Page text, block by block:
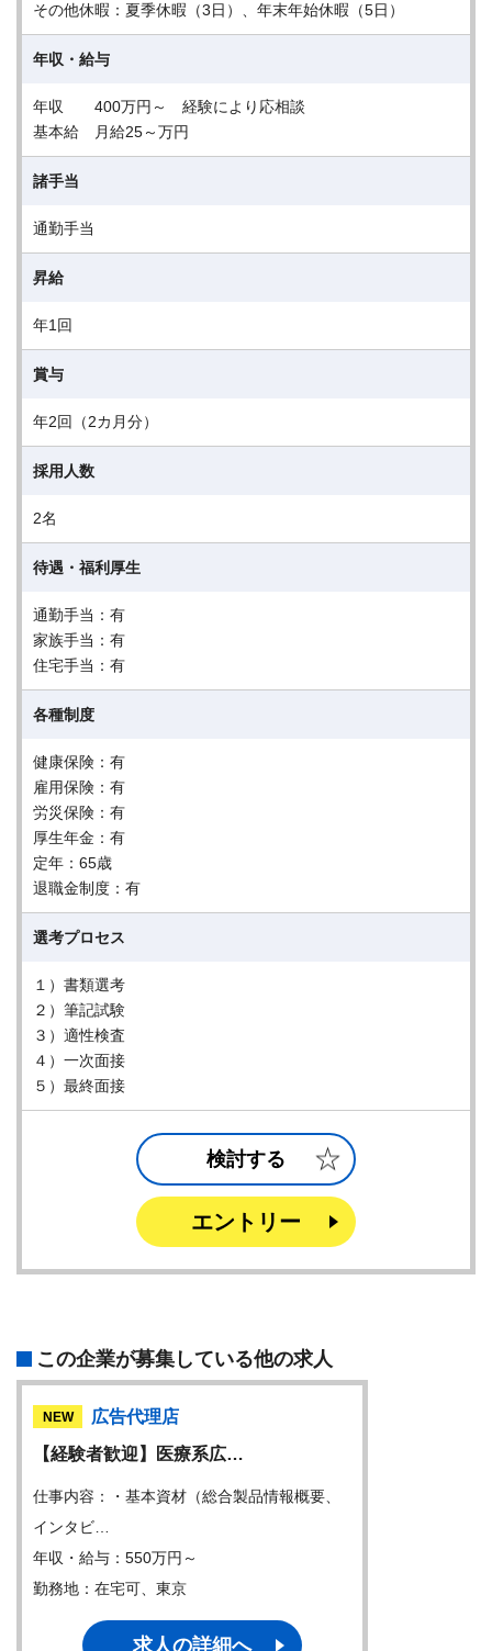
その他休暇：夏季休暇（3日）、年末年始休暇（5日）
年収・給与
年収 400万円～ 経験により応相談
基本給 月給25～万円
諸手当
通勤手当
昇給
年1回
賞与
年2回（2カ月分）
採用人数
2名
待遇・福利厚生
通勤手当：有
家族手当：有
住宅手当：有
各種制度
健康保険：有
雇用保険：有
労災保険：有
厚生年金：有
定年：65歳
退職金制度：有
選考プロセス
１）書類選考
２）筆記試験
３）適性検査
４）一次面接
５）最終面接
検討する
エントリー
この企業が募集している他の求人
NEW
広告代理店
【経験者歓迎】医療系広…
仕事内容：・基本資材（総合製品情報概要、
インタビ…
年収・給与：550万円～
勤務地：在宅可、東京
求人の詳細へ